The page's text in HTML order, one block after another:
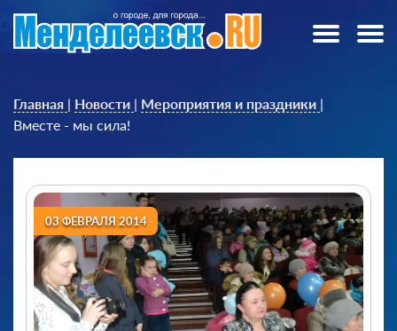
Главная | Новости | Мероприятия и праздники |
Вместе - мы сила!
03 ФЕВРАЛЯ 2014